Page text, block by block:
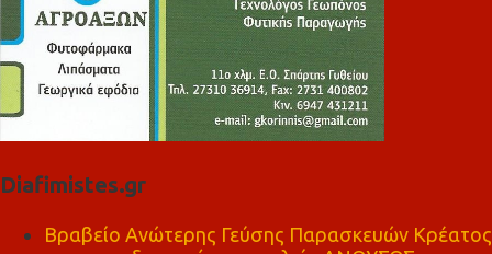
Diafimistes.gr
Βραβείο Ανώτερης Γεύσης Παρασκευών Κρέατος